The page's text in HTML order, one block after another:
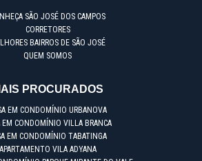
SÃO JOSÉ DOS CAMPOS
CORRETORES
BAIRROS DE SÃO JOSÉ
QUEM SOMOS
PROCURADOS
EM CONDOMÍNIO URBANOVA
EM CONDOMÍNIO VILLA BRANCA
EM CONDOMÍNIO TABATINGA
APARTAMENTO VILA ADYANA